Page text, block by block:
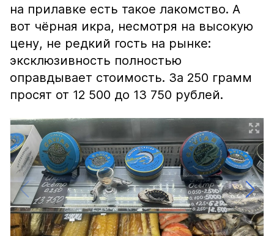
на прилавке есть такое лакомство. А
вот чёрная икра, несмотря на высокую
цену, не редкий гость на рынке:
эксклюзивность полностью
оправдывает стоимость. За 250 грамм
просят от 12 500 до 13 750 рублей.